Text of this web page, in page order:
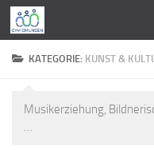
Zum Inhalt springen
KATEGORIE: KUNST &
Musikerziehung,
…